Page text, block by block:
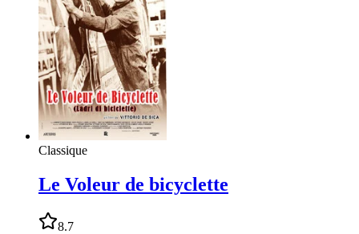
Classique
Le Voleur de bicyclette
8.7